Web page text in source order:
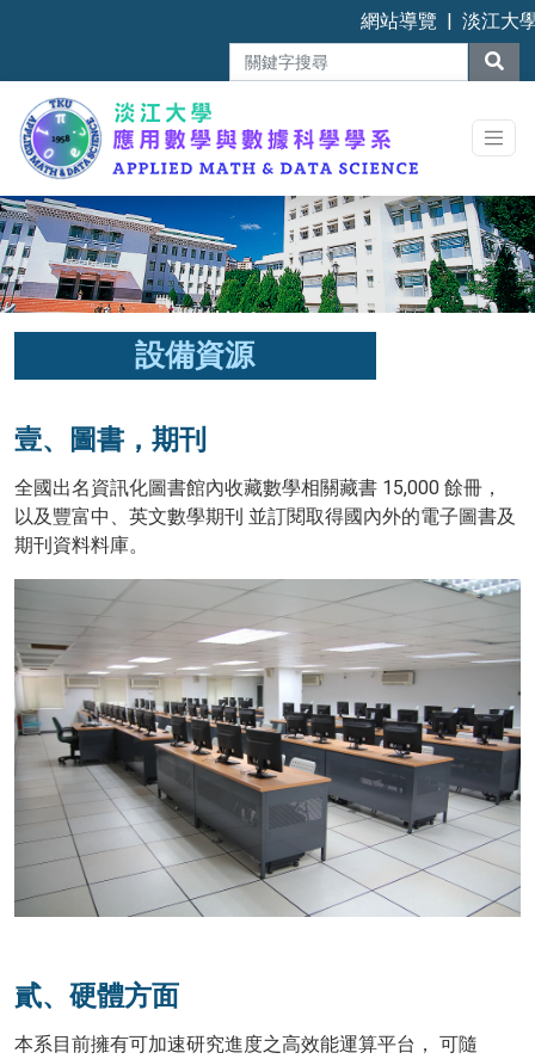
網站導覽 | 淡江大
設備資源
壹、圖書，期刊
全國出名資訊化圖書館內收藏數學相關藏書 15,000 餘冊，
以及豐富中、英文數學期刊 並訂閱取得國內外的電子圖書及
期刊資料料庫。
貳、硬體方面
本系目前擁有可加速研究進度之高效能運算平台， 可隨